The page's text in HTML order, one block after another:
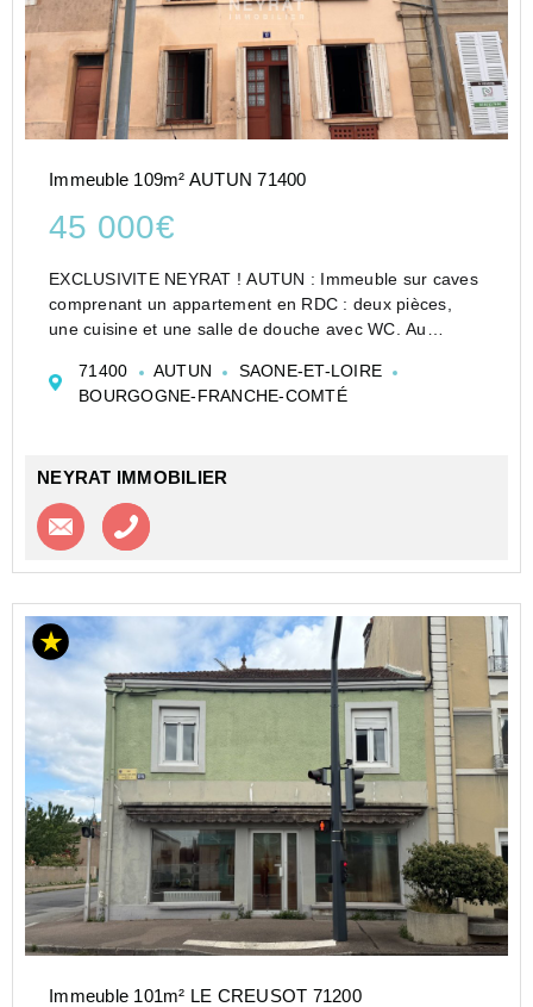
Immeuble 109m² AUTUN 71400
45 000€
EXCLUSIVITE NEYRAT ! AUTUN : Immeuble sur caves
comprenant un appartement en RDC : deux pièces,
une cuisine et une salle de douche avec WC. Au
entrée, un placard, une chambre, un salon, une salle
de douche/WC et une...
71400 AUTUN
SAONE-ET-LOIRE
BOURGOGNE-FRANCHE-COMTÉ
NEYRAT IMMOBILIER
Contacter l'agence
Immeuble 101m² LE CREUSOT 71200